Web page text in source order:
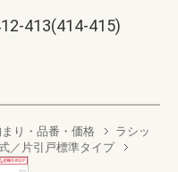
413(414-415)
り・品番・価格
ラシッ
／片引戸標準タイプ